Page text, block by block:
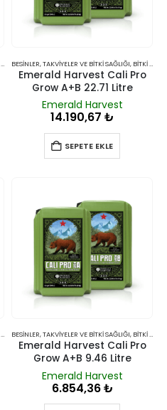
BESINLER, TAKVIYELER VE BITKI SAĞLIĞI, BITKI BESINLERI VE TAKVIYELERI
Emerald Harvest Cali Pro
Grow A+B 22.71 Litre
Emerald Harvest
14.190,67 ₺
SEPETE EKLE
BESINLER, TAKVIYELER VE BITKI SAĞLIĞI, BITKI BESINLERI VE TAKVIYELERI
Emerald Harvest Cali Pro
Grow A+B 9.46 Litre
Emerald Harvest
6.854,36₺